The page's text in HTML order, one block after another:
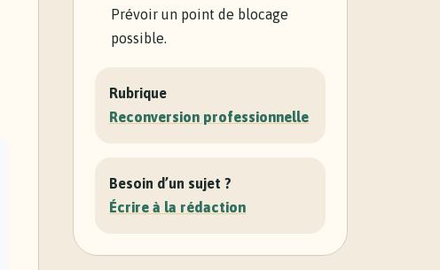
Prévoir un point de blocage
possible.
Rubrique
Reconversion professionnelle
Besoin d’un sujet ?
Écrire à la rédaction